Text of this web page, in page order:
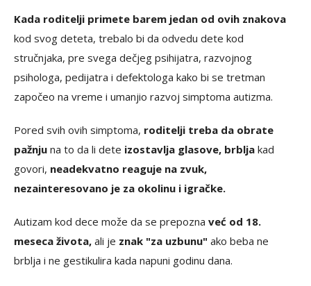
Kada roditelji primete barem jedan od ovih znakova
kod svog deteta, trebalo bi da odvedu dete kod
stručnjaka, pre svega dečjeg psihijatra, razvojnog
psihologa, pedijatra i defektologa kako bi se tretman
započeo na vreme i umanjio razvoj simptoma autizma.
Pored svih ovih simptoma, roditelji treba da obrate
pažnju na to da li dete izostavlja glasove, brblja kad
govori, neadekvatno reaguje na zvuk,
nezainteresovano je za okolinu i igračke.
Autizam kod dece može da se prepozna već od 18.
meseca života, ali je znak "za uzbunu" ako beba ne
brblja i ne gestikulira kada napuni godinu dana.